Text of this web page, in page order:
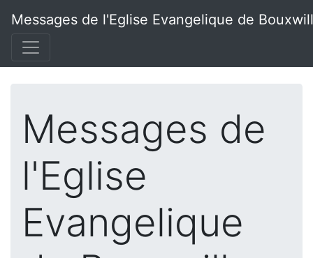
Messages de l'Eglise Evangelique de
Messages de
l'Eglise
Evangelique